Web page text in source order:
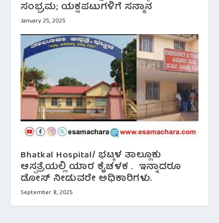
ಸಂಭ್ರಮ; ಯಕ್ಷಪಟುಗಳಿಗೆ ಸನ್ಮಾನ
January 25, 2025
Bhatkal Hospital/ ಭಟ್ಕಳ ತಾಲ್ಲೂಕು
ಆಸ್ಪತ್ರೆಯಲ್ಲಿ ಯಾರ ಕೈಚಳಕ . ಇನ್ನಾದರೂ
ಡೋಸ್ ನೀಡುವರೇ ಅಧಿಕಾರಿಗಳು.
September 8, 2025